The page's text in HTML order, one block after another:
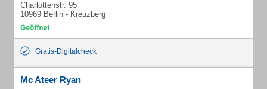
Charlottenstr. 95
10969 Berlin - Kreuzberg
Gratis-Digitalcheck
Mc Ateer Ryan